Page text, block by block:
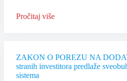
Pročitaj više
ZAKON O POREZU NA
stranih investitora predlaže
sistema